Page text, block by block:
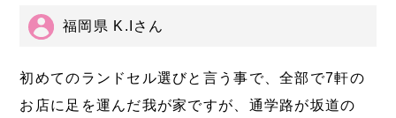
福岡県 K.Iさん
初めてのランドセル選びと言う事で、全部で7軒の
お店に足を運んだ我が家ですが、通学路が坂道の